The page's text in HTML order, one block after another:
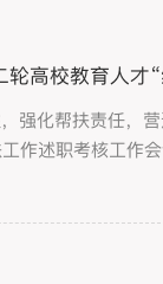
高校教育人才
强化帮扶责任，
作述职考核工作